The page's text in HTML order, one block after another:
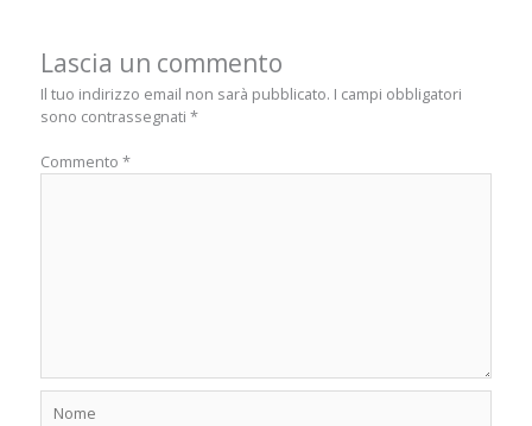
Lascia un commento
Il tuo indirizzo email non sarà pubblicato. I campi obbligatori
sono contrassegnati*
Commento*